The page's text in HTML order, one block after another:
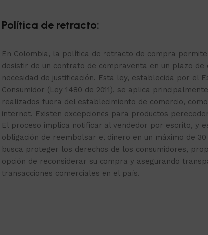
Política de retracto:
En Colombia, la política de retracto de compra
desistir de un contrato de compraventa en un plazo de
necesidad de justificación. Esta ley, establecida por el
Consumidor (Ley 1480 de 2011), se aplica
realizados fuera del establecimiento de comercio,
internet. Existen excepciones para productos
El proceso implica notificar al vendedor por escrito, y
obligación de reembolsar el dinero en un máximo de
busca proteger los derechos de los consumidores,
opción de reconsiderar su compra y asegurando
transacciones comerciales en el país.